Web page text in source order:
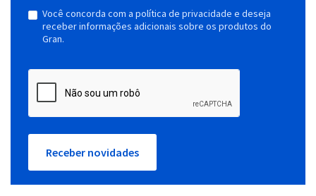
Você concorda com a política de privacidade e deseja
receber informações adicionais sobre os produtos do
Gran.
Receber novidades